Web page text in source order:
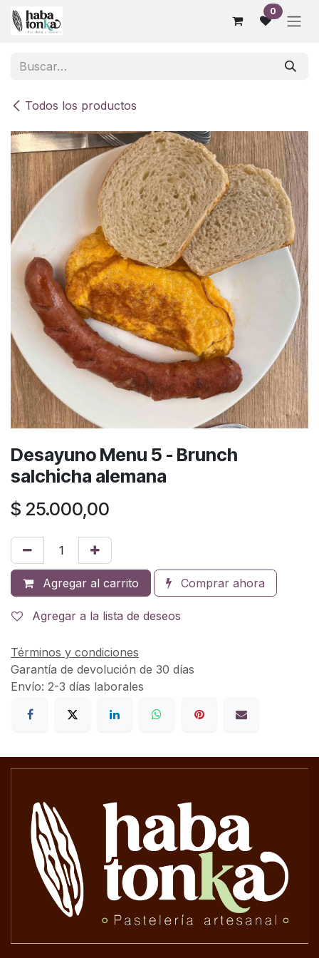
Ir al contenido 0
Todos los productos
Desayuno Menu 5 - Brunch
salchicha alemana
$ 25.000,00
Agregar al carrito Comprar ahora
Agregar a la lista de deseos
Términos y condiciones
Garantía de devolución de 30 días
Envío: 2-3 días laborales